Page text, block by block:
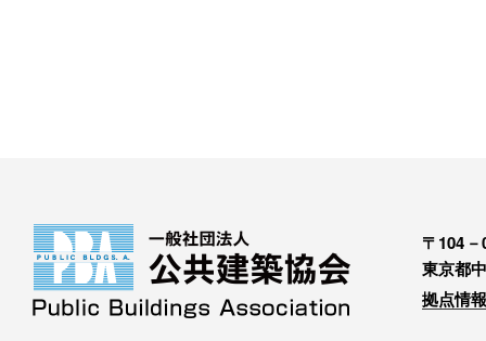
〒104－
東京都
拠点情